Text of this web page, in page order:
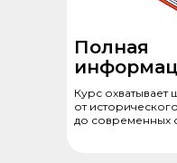
Курс охватывает
от
до современных
Полная